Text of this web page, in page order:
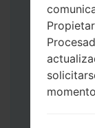
Si desea
use
datos y
Ahora
de
métodos: